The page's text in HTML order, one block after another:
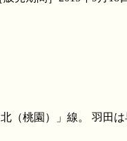
（桃園）」線。 羽田